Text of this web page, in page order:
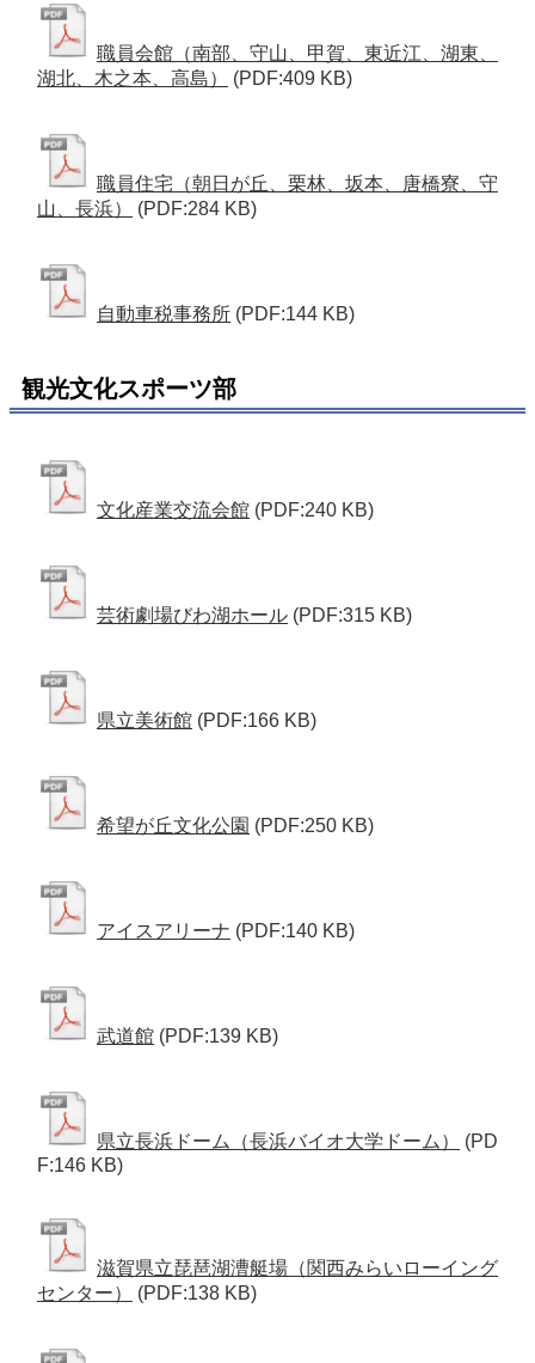
職員会館（南部、守山、甲賀、東近江、湖東、
湖北、木之本、高島）
(PDF:409 KB)
職員住宅（朝日が丘、栗林、坂本、唐橋寮、守
山、長浜）
(PDF:284 KB)
自動車税事務所 (PDF:144 KB)
観光文化スポーツ部
文化産業交流会館 (PDF:240 KB)
芸術劇場びわ湖ホール (PDF:315 KB)
県立美術館 (PDF:166 KB)
希望が丘文化公園 (PDF:250 KB)
アイスアリーナ (PDF:140 KB)
武道館 (PDF:139 KB)
県立長浜ドーム（長浜バイオ大学ドーム）
(PD
F:146 KB)
滋賀県立琵琶湖漕艇場（関西みらいローイング
センター）
(PDF:138 KB)